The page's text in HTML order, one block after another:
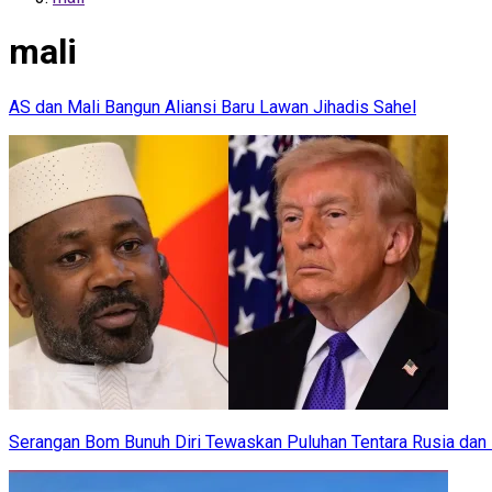
mali
AS dan Mali Bangun Aliansi Baru Lawan Jihadis Sahel
Serangan Bom Bunuh Diri Tewaskan Puluhan Tentara Rusia